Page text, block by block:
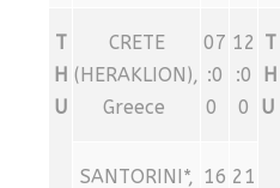
T
H
U
CRETE
(HERAKLION),
Greece
07
:0
0
12
:0
0
T
H
U
SANTORINI*, 16 21